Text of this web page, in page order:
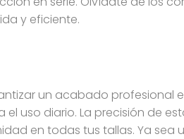
y eficiente.
un acabado profesional
uso diario. La precisión de
en todas tus tallas. Ya sea